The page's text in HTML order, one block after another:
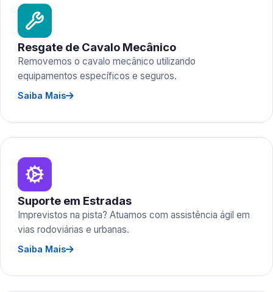
Resgate de Cavalo Mecânico
Removemos o cavalo mecânico utilizando
equipamentos específicos e seguros.
Saiba Mais
Suporte em Estradas
Imprevistos na pista? Atuamos com assistência ágil em
vias rodoviárias e urbanas.
Saiba Mais